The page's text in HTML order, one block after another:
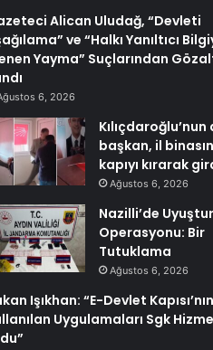
Alican Uludağ, “Devleti
ve “Halkı Yanıltıcı
Yayma” Suçlarından
6, 2026
Kılıçdaroğlu’nun
başkan, il
kapıyı kırarak
Ağustos 6, 2026
Nazilli’de
Operasyonu: Bir
Tutuklama
Ağustos 6, 2026
Işıkhan: “E-Devlet
Uygulamaları Sgk